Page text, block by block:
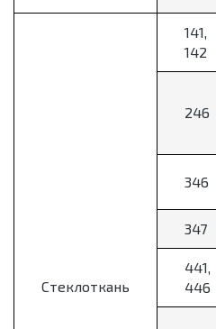
Стеклоткань
141,
142
246
346
347
441,
446